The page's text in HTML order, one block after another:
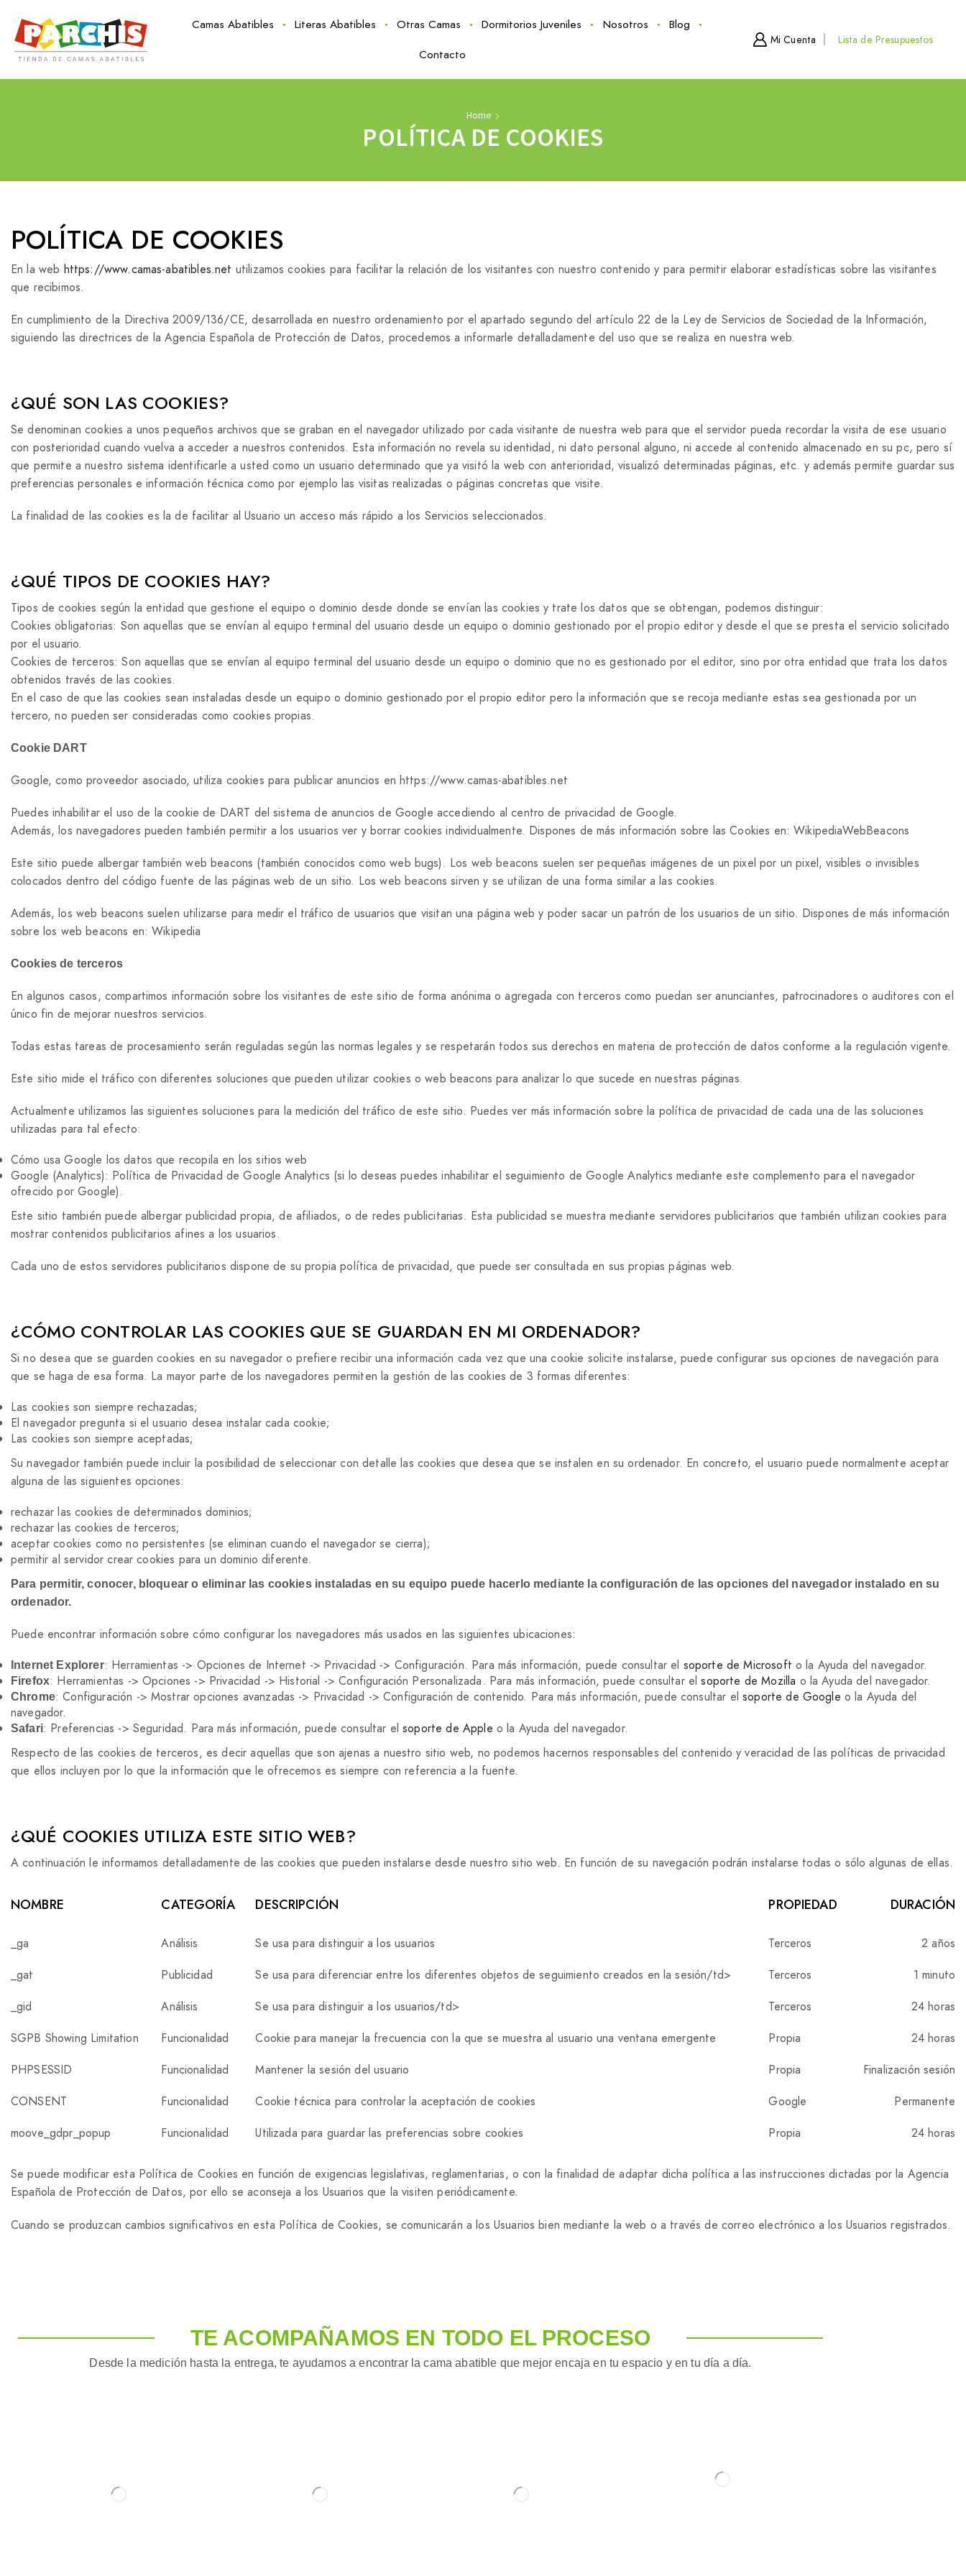
Camas Abatibles Literas Abatibles Otras Camas Dormitorios Juveniles Nosotros
Blog
Contacto
Mi Cuenta Lista de Presupuestos
Home
POLÍTICA DE COOKIES
POLÍTICA DE COOKIES
En la web https://www.camas-abatibles.net utilizamos cookies para facilitar la relación de los visitantes con nuestro contenido y para permitir elaborar estadísticas sobre las visitantes
que recibimos.
En cumplimiento de la Directiva 2009/136/CE, desarrollada en nuestro ordenamiento por el apartado segundo del artículo 22 de la Ley de Servicios de Sociedad de la Información,
siguiendo las directrices de la Agencia Española de Protección de Datos, procedemos a informarle detalladamente del uso que se realiza en nuestra web.
¿QUÉ SON LAS COOKIES?
Se denominan cookies a unos pequeños archivos que se graban en el navegador utilizado por cada visitante de nuestra web para que el servidor pueda recordar la visita de ese usuario
con posterioridad cuando vuelva a acceder a nuestros contenidos. Esta información no revela su identidad, ni dato personal alguno, ni accede al contenido almacenado en su pc, pero sí
que permite a nuestro sistema identificarle a usted como un usuario determinado que ya visitó la web con anterioridad, visualizó determinadas páginas, etc. y además permite guardar sus
preferencias personales e información técnica como por ejemplo las visitas realizadas o páginas concretas que visite.
La finalidad de las cookies es la de facilitar al Usuario un acceso más rápido a los Servicios seleccionados.
¿QUÉ TIPOS DE COOKIES HAY?
Tipos de cookies según la entidad que gestione el equipo o dominio desde donde se envían las cookies y trate los datos que se obtengan, podemos distinguir:
Cookies obligatorias: Son aquellas que se envían al equipo terminal del usuario desde un equipo o dominio gestionado por el propio editor y desde el que se presta el servicio solicitado
por el usuario.
Cookies de terceros: Son aquellas que se envían al equipo terminal del usuario desde un equipo o dominio que no es gestionado por el editor, sino por otra entidad que trata los datos
obtenidos través de las cookies.
En el caso de que las cookies sean instaladas desde un equipo o dominio gestionado por el propio editor pero la información que se recoja mediante estas sea gestionada por un
tercero, no pueden ser consideradas como cookies propias.
Cookie DART
Google, como proveedor asociado, utiliza cookies para publicar anuncios en https://www.camas-abatibles.net
Puedes inhabilitar el uso de la cookie de DART del sistema de anuncios de Google accediendo al centro de privacidad de Google.
Además, los navegadores pueden también permitir a los usuarios ver y borrar cookies individualmente. Dispones de más información sobre las Cookies en: WikipediaWebBeacons
Este sitio puede albergar también web beacons (también conocidos como web bugs). Los web beacons suelen ser pequeñas imágenes de un pixel por un pixel, visibles o invisibles
colocados dentro del código fuente de las páginas web de un sitio. Los web beacons sirven y se utilizan de una forma similar a las cookies.
Además, los web beacons suelen utilizarse para medir el tráfico de usuarios que visitan una página web y poder sacar un patrón de los usuarios de un sitio. Dispones de más información
sobre los web beacons en: Wikipedia
Cookies de terceros
En algunos casos, compartimos información sobre los visitantes de este sitio de forma anónima o agregada con terceros como puedan ser anunciantes, patrocinadores o auditores con el
único fin de mejorar nuestros servicios.
Todas estas tareas de procesamiento serán reguladas según las normas legales y se respetarán todos sus derechos en materia de protección de datos conforme a la regulación vigente.
Este sitio mide el tráfico con diferentes soluciones que pueden utilizar cookies o web beacons para analizar lo que sucede en nuestras páginas.
Actualmente utilizamos las siguientes soluciones para la medición del tráfico de este sitio. Puedes ver más información sobre la política de privacidad de cada una de las soluciones
utilizadas para tal efecto:
Cómo usa Google los datos que recopila en los sitios web
Google (Analytics): Política de Privacidad de Google Analytics (si lo deseas puedes inhabilitar el seguimiento de Google Analytics mediante este complemento para el navegador
ofrecido por Google).
Este sitio también puede albergar publicidad propia, de afiliados, o de redes publicitarias. Esta publicidad se muestra mediante servidores publicitarios que también utilizan cookies para
mostrar contenidos publicitarios afines a los usuarios.
Cada uno de estos servidores publicitarios dispone de su propia política de privacidad, que puede ser consultada en sus propias páginas web.
¿CÓMO CONTROLAR LAS COOKIES QUE SE GUARDAN EN MI ORDENADOR?
Si no desea que se guarden cookies en su navegador o prefiere recibir una información cada vez que una cookie solicite instalarse, puede configurar sus opciones de navegación para
que se haga de esa forma. La mayor parte de los navegadores permiten la gestión de las cookies de 3 formas diferentes:
Las cookies son siempre rechazadas;
El navegador pregunta si el usuario desea instalar cada cookie;
Las cookies son siempre aceptadas;
Su navegador también puede incluir la posibilidad de seleccionar con detalle las cookies que desea que se instalen en su ordenador. En concreto, el usuario puede normalmente aceptar
alguna de las siguientes opciones:
rechazar las cookies de determinados dominios;
rechazar las cookies de terceros;
aceptar cookies como no persistentes (se eliminan cuando el navegador se cierra);
permitir al servidor crear cookies para un dominio diferente.
Para permitir, conocer, bloquear o eliminar las cookies instaladas en su equipo puede hacerlo mediante la configuración de las opciones del navegador instalado en su
ordenador.
Puede encontrar información sobre cómo configurar los navegadores más usados en las siguientes ubicaciones:
Internet Explorer: Herramientas -> Opciones de Internet -> Privacidad -> Configuración. Para más información, puede consultar el soporte de Microsoft o la Ayuda del navegador.
Firefox: Herramientas -> Opciones -> Privacidad -> Historial -> Configuración Personalizada. Para más información, puede consultar elsoporte de Mozilla o la Ayuda del navegador.
Chrome: Configuración -> Mostrar opciones avanzadas -> Privacidad -> Configuración de contenido. Para más información, puede consultar elsoporte de Google o la Ayuda del
navegador.
Safari: Preferencias -> Seguridad. Para más información, puede consultar elsoporte de Apple o la Ayuda del navegador.
Respecto de las cookies de terceros, es decir aquellas que son ajenas a nuestro sitio web, no podemos hacernos responsables del contenido y veracidad de las políticas de privacidad
que ellos incluyen por lo que la información que le ofrecemos es siempre con referencia a la fuente.
¿QUÉ COOKIES UTILIZA ESTE SITIO WEB?
A continuación le informamos detalladamente de las cookies que pueden instalarse desde nuestro sitio web. En función de su navegación podrán instalarse todas o sólo algunas de ellas.
NOMBRE CATEGORÍA DESCRIPCIÓN PROPIEDAD DURACIÓN
_ga Análisis Se usa para distinguir a los usuarios Terceros
2 años
_gat
Publicidad Se usa para diferenciar entre los diferentes objetos de seguimiento creados en la sesión/td> Terceros
1 minuto
_gid
Análisis Se usa para distinguir a los usuarios/td> Terceros
24 horas
SGPB Showing Limitation
Funcionalidad Cookie para manejar la frecuencia con la que se muestra al usuario una ventana emergente Propia
24 horas
PHPSESSID
Funcionalidad Mantener la sesión del usuario Propia
Finalización sesión
CONSENT
Funcionalidad Cookie técnica para controlar la aceptación de cookies Google
Permanente
moove_gdpr_popup
Funcionalidad Utilizada para guardar las preferencias sobre cookies Propia 24 horas
Se puede modificar esta Política de Cookies en función de exigencias legislativas, reglamentarias, o con la finalidad de adaptar dicha política a las instrucciones dictadas por la Agencia
Española de Protección de Datos, por ello se aconseja a los Usuarios que la visiten periódicamente.
Cuando se produzcan cambios significativos en esta Política de Cookies, se comunicarán a los Usuarios bien mediante la web o a través de correo electrónico a los Usuarios registrados.
TE ACOMPAÑAMOS EN TODO EL PROCESO
Desde la medición hasta la entrega, te ayudamos a encontrar la cama abatible que mejor encaja en tu espacio y en tu día a día.